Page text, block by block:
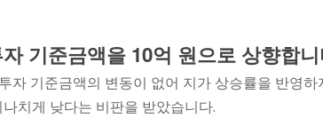
기준금액을 10억 원으로 상향합
자 기준금액의 변동이 없어 지가 상승률을 반영하
치게 낮다는 비판을 받았습니다.